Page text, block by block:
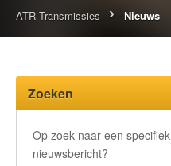
ATR Transmissies Nieuws
Zoeken
Op zoek naar een specifiek
nieuwsbericht?